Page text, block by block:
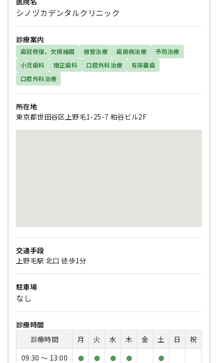
シノヅカデンタルクリニック
診療案内
歯冠修復、欠損補綴 根管治療 歯周病治療
予防治療
小児歯科
矯正歯科 口腔外科治療
有床義歯
口腔外科治療
所在地
東京都世田谷区上野毛1-25-7 粕谷ビル2F
交通手段
上野毛駅 北口 徒歩1分
駐車場
なし
診療時間
診療時間
月 火 水 木 金 土 日
祝
09:30 〜 13:00
● ● ● ● ●